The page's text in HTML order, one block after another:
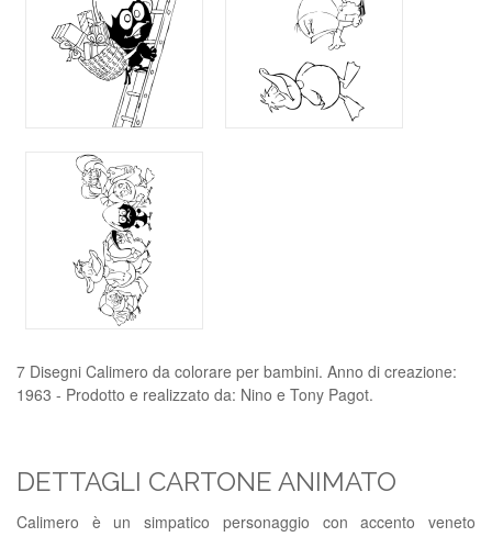
7 Disegni Calimero da colorare per bambini. Anno di creazione:
1963 - Prodotto e realizzato da: Nino e Tony Pagot.
DETTAGLI CARTONE ANIMATO
Calimero è un simpatico personaggio con accento veneto